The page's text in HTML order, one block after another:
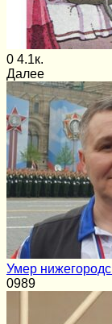
0 4.1к.
Далее
Умер
0989